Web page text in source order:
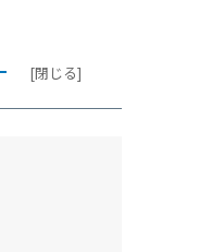
[閉じる]